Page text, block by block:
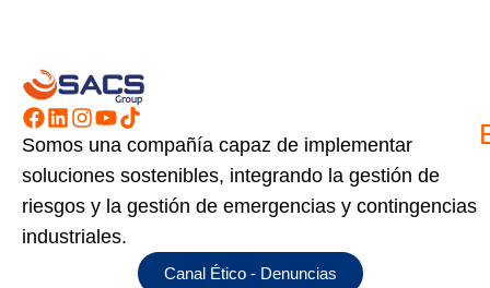
Somos una compañía capaz de implementar
soluciones sostenibles, integrando la gestión de
riesgos y la gestión de emergencias y contingencias
industriales.
Canal Ético - Denuncias